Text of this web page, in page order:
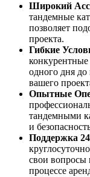
Широкий
тандемные
позволяет
проекта.
Гибкие
одного дня до
вашего
Опытные
тандемными
и
Поддержка
свои
процессе